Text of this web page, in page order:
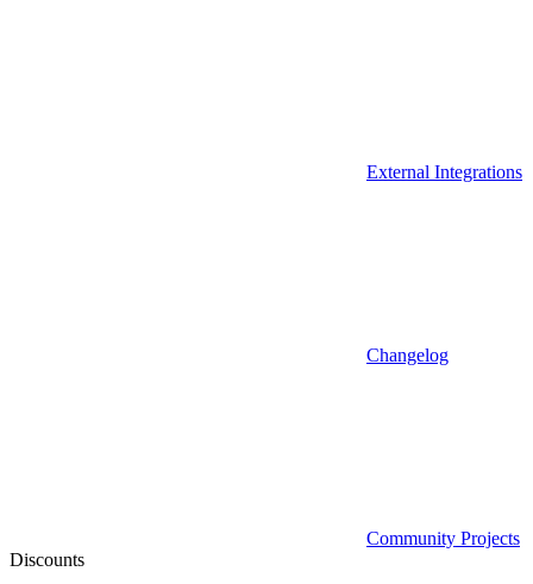
External Integrations
Changelog
Community Projects
Discounts